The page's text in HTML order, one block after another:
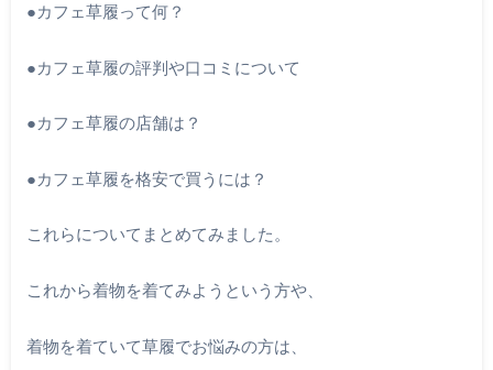
●カフェ草履って何？
●カフェ草履の評判や口コミについて
●カフェ草履の店舗は？
●カフェ草履を格安で買うには？
これらについてまとめてみました。
これから着物を着てみようという方や、
着物を着ていて草履でお悩みの方は、